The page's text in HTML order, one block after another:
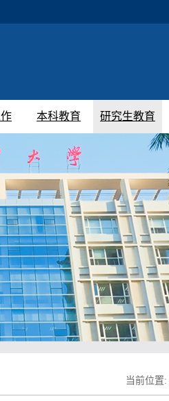
本科教育 研究生教育
当前位置: